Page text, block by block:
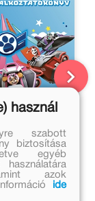
– Repülős
használ
szabott
biztosítása
egyéb
azok
ide